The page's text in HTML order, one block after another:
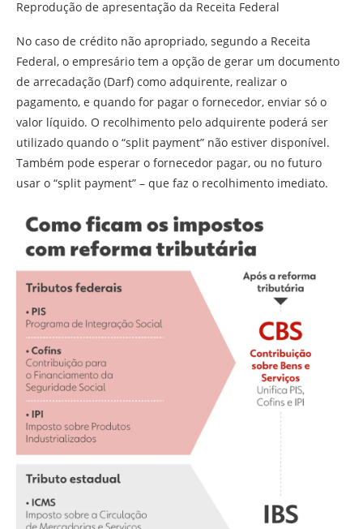
Reprodução de apresentação da Receita Federal
No caso de crédito não apropriado, segundo a Receita
Federal, o empresário tem a opção de gerar um documento
de arrecadação (Darf) como adquirente, realizar o
pagamento, e quando for pagar o fornecedor, enviar só o
valor líquido. O recolhimento pelo adquirente poderá ser
utilizado quando o “split payment” não estiver disponível.
Também pode esperar o fornecedor pagar, ou no futuro
usar o “split payment” – que faz o recolhimento imediato.